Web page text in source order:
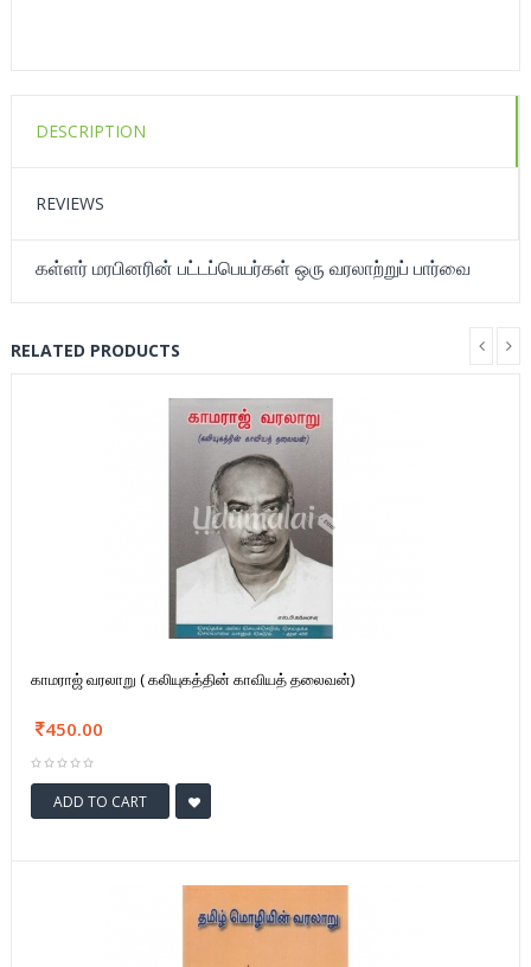
DESCRIPTION
REVIEWS
கள்ளர் மரபினரின் பட்டப்பெயர்கள் ஒரு வரலாற்றுப் பார்வை
RELATED PRODUCTS
காமராஜ் வரலாறு ( கலியுகத்தின் காவியத் தலைவன்)
450.00
ADD TO CART